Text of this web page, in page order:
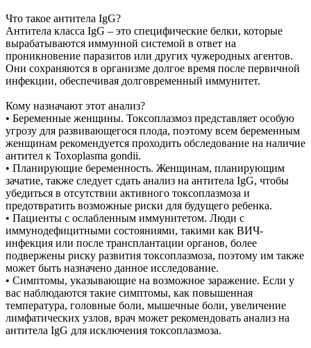
Что такое антитела IgG?
Антитела класса IgG – это специфические белки, которые
вырабатываются иммунной системой в ответ на
проникновение паразитов или других чужеродных агентов.
Они сохраняются в организме долгое время после первичной
инфекции, обеспечивая долговременный иммунитет.
Кому назначают этот анализ?
• Беременные женщины. Токсоплазмоз представляет особую
угрозу для развивающегося плода, поэтому всем беременным
женщинам рекомендуется проходить обследование на наличие
антител к Toxoplasma gondii.
• Планирующие беременность. Женщинам, планирующим
зачатие, также следует сдать анализ на антитела IgG, чтобы
убедиться в отсутствии активного токсоплазмоза и
предотвратить возможные риски для будущего ребенка.
• Пациенты с ослабленным иммунитетом. Люди с
иммунодефицитными состояниями, такими как ВИЧ-
инфекция или после трансплантации органов, более
подвержены риску развития токсоплазмоза, поэтому им также
может быть назначено данное исследование.
• Симптомы, указывающие на возможное заражение. Если у
вас наблюдаются такие симптомы, как повышенная
температура, головные боли, мышечные боли, увеличение
лимфатических узлов, врач может рекомендовать анализ на
антитела IgG для исключения токсоплазмоза.